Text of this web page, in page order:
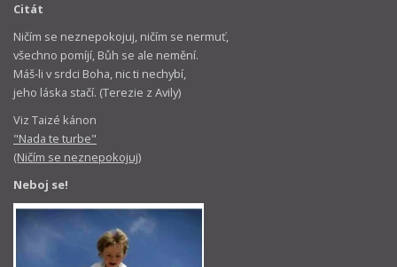
Citát
Ničím se neznepokojuj, ničím se nermuť,
všechno pomíjí, Bůh se ale nemění.
Máš-li v srdci Boha, nic ti nechybí,
jeho láska stačí. (Terezie z Avily)
Viz Taizé kánon
"Nada te turbe"
(Ničím se neznepokojuj)
Neboj se!